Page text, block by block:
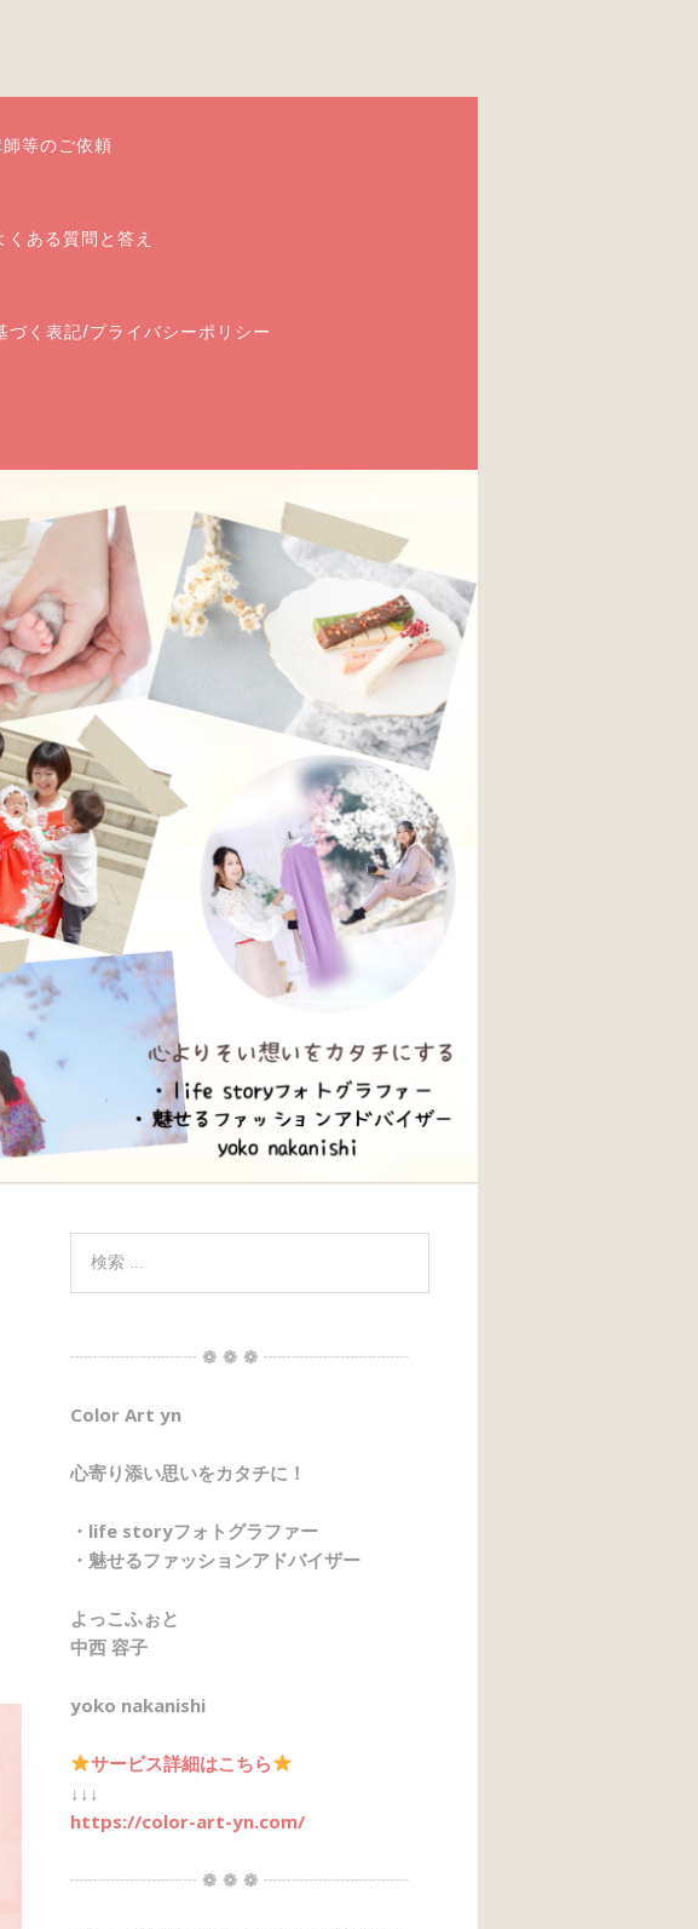
等のご依頼
くある質問と答え
づく表記/プライバシーポリシー
┈┈┈┈┈┈┈ ❁ ❁ ❁ ┈┈┈┈┈┈┈┈
Color Art yn
心寄り添い思いをカタチに！
・life storyフォトグラファー
・魅せるファッションアドバイザー
よっこふぉと
中西 容子
yoko nakanishi
サービス詳細はこちら
↓↓↓
https://color-art-yn.com/
┈┈┈┈┈┈┈ ❁ ❁ ❁ ┈┈┈┈┈┈┈┈